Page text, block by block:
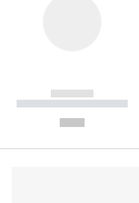
------------
----------- ----------- --------